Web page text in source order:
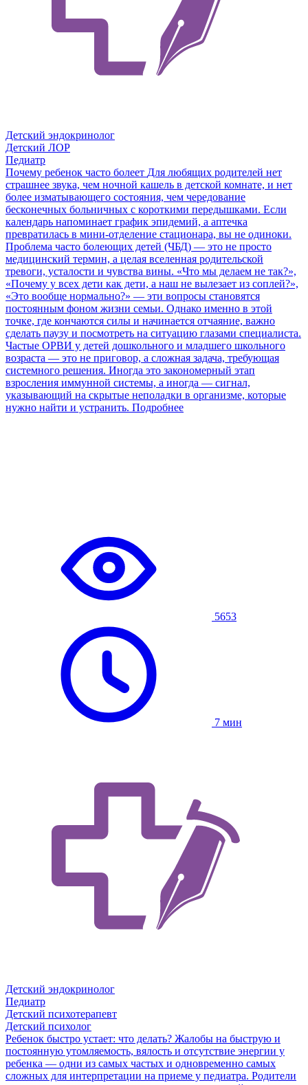
Детский эндокринолог
Детский ЛОР
Педиатр
Почему ребенок часто болеет Для любящих родителей нет
страшнее звука, чем ночной кашель в детской комнате, и нет
более изматывающего состояния, чем чередование
бесконечных больничных с короткими передышками. Если
календарь напоминает график эпидемий, а аптечка
превратилась в мини-отделение стационара, вы не одиноки.
Проблема часто болеющих детей (ЧБД) — это не просто
медицинский термин, а целая вселенная родительской
тревоги, усталости и чувства вины. «Что мы делаем не так?»,
«Почему у всех дети как дети, а наш не вылезает из соплей?»,
«Это вообще нормально?» — эти вопросы становятся
постоянным фоном жизни семьи. Однако именно в этой
точке, где кончаются силы и начинается отчаяние, важно
сделать паузу и посмотреть на ситуацию глазами специалиста.
Частые ОРВИ у детей дошкольного и младшего школьного
возраста — это не приговор, а сложная задача, требующая
системного решения. Иногда это закономерный этап
взросления иммунной системы, а иногда — сигнал,
указывающий на скрытые неполадки в организме, которые
нужно найти и устранить. Подробнее
5653
7 мин
Детский эндокринолог
Педиатр
Детский психотерапевт
Детский психолог
Ребенок быстро устает: что делать? Жалобы на быструю и
постоянную утомляемость, вялость и отсутствие энергии у
ребенка — одни из самых частых и одновременно самых
сложных для интерпретации на приеме у педиатра. Родители